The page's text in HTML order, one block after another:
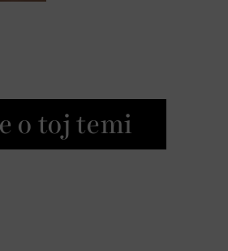
o toj temi